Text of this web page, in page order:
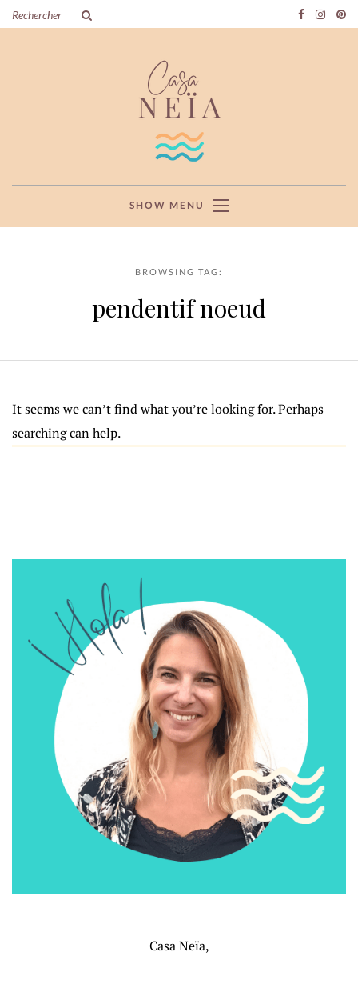
SHOW MENU
BROWSING TAG:
pendentif noeud
It seems we can’t find what you’re looking for. Perhaps
searching can help.
Casa Neïa,